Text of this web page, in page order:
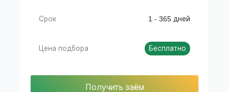
Срок 1 - 365 дней
Цена подбора Бесплатно
Получить заём